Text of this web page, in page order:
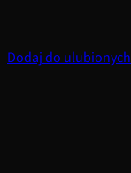
Dodaj do ulubionych